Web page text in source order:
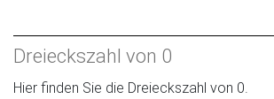
Dreieckszahl von 0
Hier finden Sie die Dreieckszahl von 0.